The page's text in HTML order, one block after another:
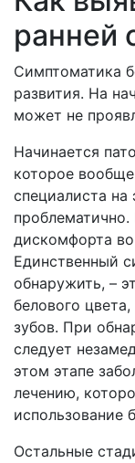
ранней
Симптоматика
развития. На
может не
Начинается
которое
специалиста на
дискомфорта
Единственный
обнаружить, –
белового
зубов. При
следует
этом этапе
лечению,
использование
Остальные